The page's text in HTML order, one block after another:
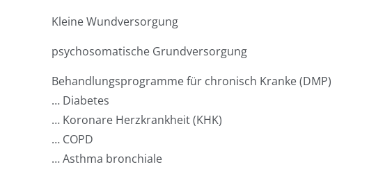
Kleine Wundversorgung
psychosomatische Grundversorgung
Behandlungsprogramme für chronisch Kranke (DMP)
… Diabetes
… Koronare Herzkrankheit (KHK)
… COPD
… Asthma bronchiale